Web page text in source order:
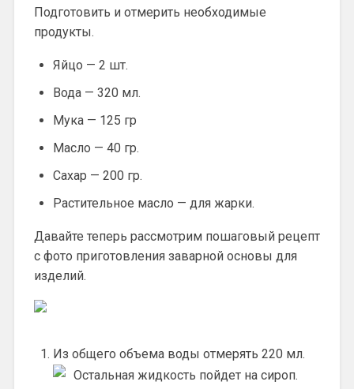
Подготовить и отмерить необходимые
продукты.
Яйцо — 2 шт.
Вода — 320 мл.
Мука — 125 гр
Масло — 40 гр.
Сахар — 200 гр.
Растительное масло — для жарки.
Давайте теперь рассмотрим пошаговый рецепт
с фото приготовления заварной основы для
изделий.
Из общего объема воды отмерять 220 мл.
Остальная жидкость пойдет на сироп.